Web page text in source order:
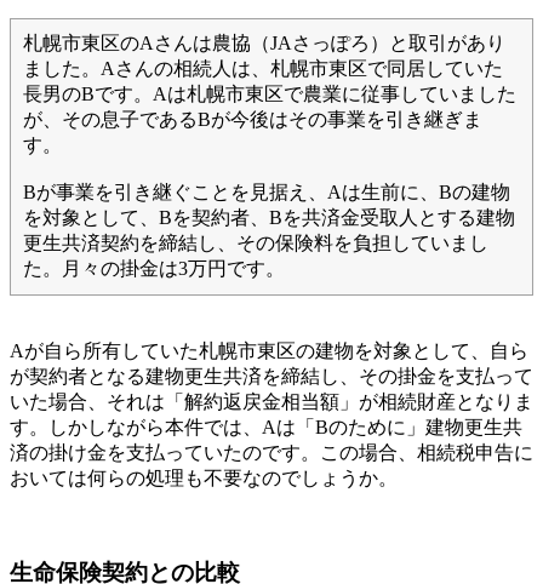
札幌市東区のAさんは農協（JAさっぽろ）と取引があり
ました。Aさんの相続人は、札幌市東区で同居していた
長男のBです。Aは札幌市東区で農業に従事していました
が、その息子であるBが今後はその事業を引き継ぎま
す。
Bが事業を引き継ぐことを見据え、Aは生前に、Bの建物
を対象として、Bを契約者、Bを共済金受取人とする建物
更生共済契約を締結し、その保険料を負担していまし
た。月々の掛金は3万円です。
Aが自ら所有していた札幌市東区の建物を対象として、自ら
が契約者となる建物更生共済を締結し、その掛金を支払って
いた場合、それは「解約返戻金相当額」が相続財産となりま
す。しかしながら本件では、Aは「Bのために」建物更生共
済の掛け金を支払っていたのです。この場合、相続税申告に
おいては何らの処理も不要なのでしょうか。
生命保険契約との比較